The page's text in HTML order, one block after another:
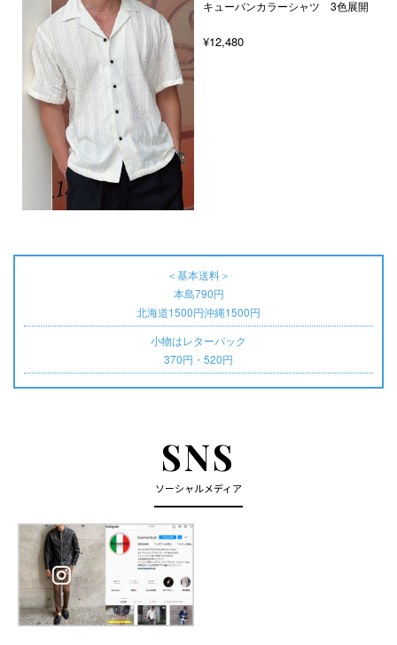
キューバンカラーシャツ 3色展開
¥12,480
＜基本送料＞
本島790円
北海道1500円沖縄1500円
小物はレターパック
370円・520円
SNS
ソーシャルメディア